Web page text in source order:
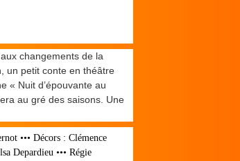
changements de la
un petit conte en théâtre
« Nuit d’épouvante au
au gré des saisons. Une
••• Décors : Clémence
Depardieu ••• Régie